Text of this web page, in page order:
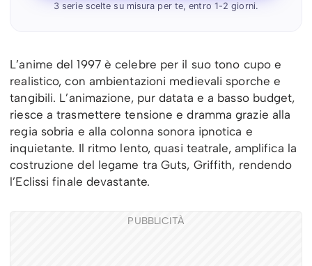
3 serie scelte su misura per te, entro 1-2 giorni.
L’anime del 1997 è celebre per il suo tono cupo e
realistico, con ambientazioni medievali sporche e
tangibili. L’animazione, pur datata e a basso budget,
riesce a trasmettere tensione e dramma grazie alla
regia sobria e alla colonna sonora ipnotica e
inquietante. Il ritmo lento, quasi teatrale, amplifica la
costruzione del legame tra Guts, Griffith, rendendo
l’Eclissi finale devastante.
PUBBLICITÀ